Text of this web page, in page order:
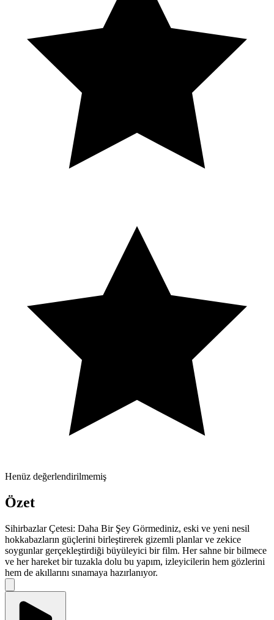
Henüz değerlendirilmemiş
Özet
Sihirbazlar Çetesi: Daha Bir Şey Görmediniz, eski ve yeni nesil
hokkabazların güçlerini birleştirerek gizemli planlar ve zekice
soygunlar gerçekleştirdiği büyüleyici bir film. Her sahne bir bilmece
ve her hareket bir tuzakla dolu bu yapım, izleyicilerin hem gözlerini
hem de akıllarını sınamaya hazırlanıyor.